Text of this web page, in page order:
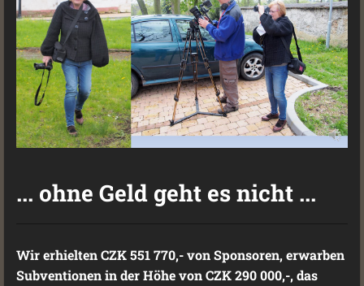
... ohne Geld geht es nicht ...
Wir erhielten CZK 551 770,- von Sponsoren, erwarben
Subventionen in der Höhe von CZK 290 000,-, das